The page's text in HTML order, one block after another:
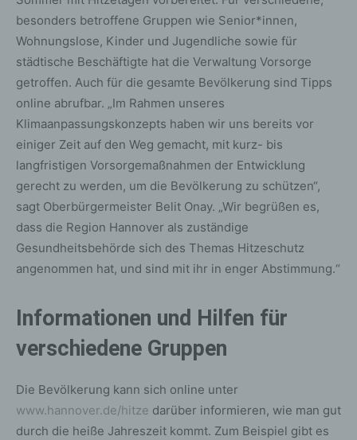
besonders betroffene Gruppen wie Senior*innen,
Wohnungslose, Kinder und Jugendliche sowie für
städtische Beschäftigte hat die Verwaltung Vorsorge
getroffen. Auch für die gesamte Bevölkerung sind Tipps
online abrufbar. „Im Rahmen unseres
Klimaanpassungskonzepts haben wir uns bereits vor
einiger Zeit auf den Weg gemacht, mit kurz- bis
langfristigen Vorsorgemaßnahmen der Entwicklung
gerecht zu werden, um die Bevölkerung zu schützen“,
sagt Oberbürgermeister Belit Onay. „Wir begrüßen es,
dass die Region Hannover als zuständige
Gesundheitsbehörde sich des Themas Hitzeschutz
angenommen hat, und sind mit ihr in enger Abstimmung.“
Informationen und Hilfen für
verschiedene Gruppen
Die Bevölkerung kann sich online unter
www.hannover.de/hitze darüber informieren, wie man gut
durch die heiße Jahreszeit kommt. Zum Beispiel gibt es